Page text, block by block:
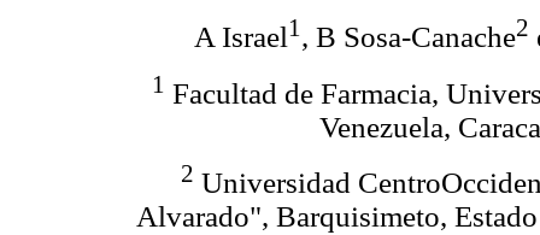
A Israel1 , B Sosa-Canache2
1 Facultad de Farmacia,
Venezuela,
2 Universidad
Alvarado", Barquisimeto,